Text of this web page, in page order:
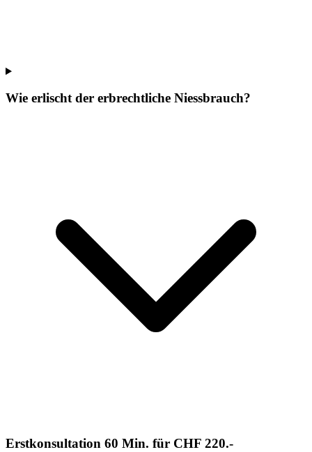
Wie erlischt der erbrechtliche Niessbrauch?
Erstkonsultation 60 Min. für CHF 220.-